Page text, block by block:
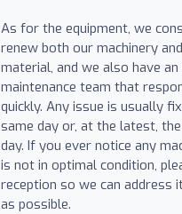
As for the equipment, we
renew both our machinery
material, and we also have an
maintenance team that
quickly. Any issue is usually
same day or, at the latest,
day. If you ever notice any
is not in optimal condition,
reception so we can address
as possible.